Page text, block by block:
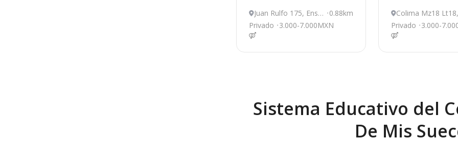
Juan Rulfo 175, Ense
nada
0.88km
Privado
3.000-7.000MXN
Colima Mz18
nsenada
Privado
3.000-
Sistema Educativo del
De Mis